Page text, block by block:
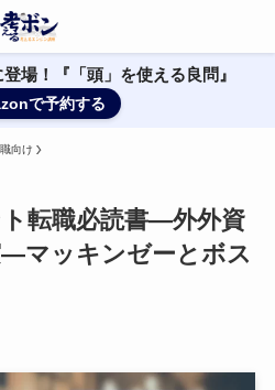
場！『「頭」を使える良問』
で予約する
向け
転職必読書—外外資
マッキンゼーとボス